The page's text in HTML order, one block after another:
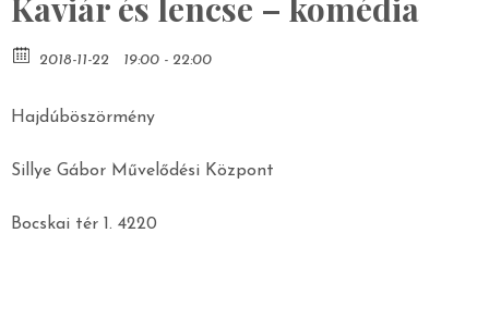
Kaviár és lencse – komédia
2018-11-22 19:00 - 22:00
Hajdúböszörmény
Sillye Gábor Művelődési Központ
Bocskai tér 1. 4220